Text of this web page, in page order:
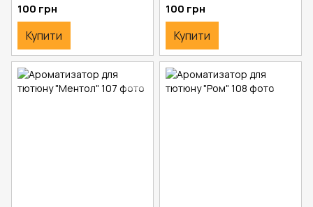
100 грн
Купити
100 грн
Купити